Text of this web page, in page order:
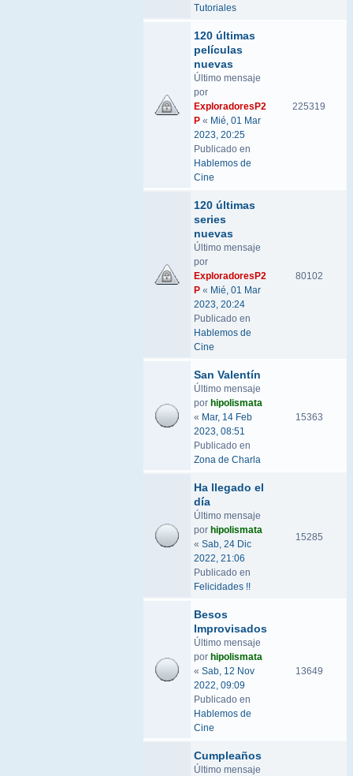
Tutoriales
120 últimas
películas
nuevas
Último mensaje
por
ExploradoresP2
P « Mié, 01 Mar
2023, 20:25
Publicado en
Hablemos de
Cine
225319
120 últimas
series
nuevas
Último mensaje
por
ExploradoresP2
P « Mié, 01 Mar
2023, 20:24
Publicado en
Hablemos de
Cine
80102
San Valentín
Último mensaje
por hipolismata
« Mar, 14 Feb
2023, 08:51
Publicado en
Zona de Charla
15363
Ha llegado el
día
Último mensaje
por hipolismata
« Sab, 24 Dic
2022, 21:06
Publicado en
Felicidades !!
15285
Besos
Improvisados
Último mensaje
por hipolismata
« Sab, 12 Nov
2022, 09:09
Publicado en
Hablemos de
Cine
13649
Cumpleaños
Último mensaje